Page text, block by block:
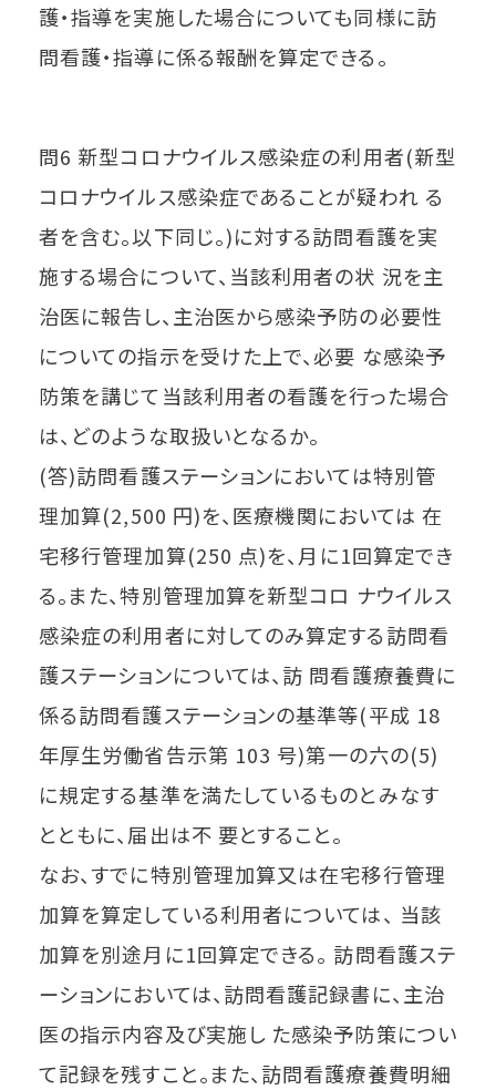
護・指導を実施した場合についても同様に訪
問看護・指導に係る報酬を算定できる。
問6 新型コロナウイルス感染症の利用者(新型
コロナウイルス感染症であることが疑われ る
者を含む。以下同じ。)に対する訪問看護を実
施する場合について、当該利用者の状 況を主
治医に報告し、主治医から感染予防の必要性
についての指示を受けた上で、必要 な感染予
防策を講じて当該利用者の看護を行った場合
は、どのような取扱いとなるか。
(答)訪問看護ステーションにおいては特別管
理加算(2,500 円)を、医療機関においては 在
宅移行管理加算(250 点)を、月に1回算定でき
る。また、特別管理加算を新型コロ ナウイルス
感染症の利用者に対してのみ算定する訪問看
護ステーションについては、訪 問看護療養費に
係る訪問看護ステーションの基準等(平成 18
年厚生労働省告示第 103 号)第一の六の(5)
に規定する基準を満たしているものとみなす
とともに、届出は不 要とすること。
なお、すでに特別管理加算又は在宅移行管理
加算を算定している利用者については、 当該
加算を別途月に1回算定できる。 訪問看護ステ
ーションにおいては、訪問看護記録書に、主治
医の指示内容及び実施し た感染予防策につい
て記録を残すこと。また、訪問看護療養費明細